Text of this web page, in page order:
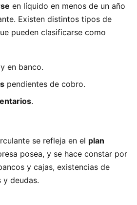
en líquido en menos de un año
Existen distintos tipos de
pueden clasificarse como
en banco.
pendientes de cobro.
.
se refleja en el plan
posea, y se hace constar por
y cajas, existencias de
deudas.